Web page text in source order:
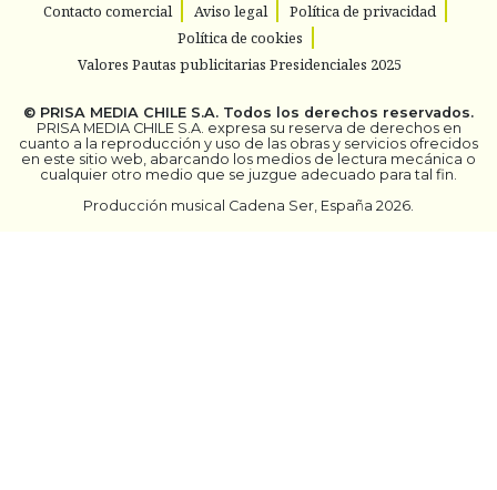
Contacto comercial Aviso legal
Política de privacidad
Política de cookies
Valores Pautas publicitarias Presidenciales 2025
© PRISA MEDIA CHILE S.A. Todos los derechos reservados.
PRISA MEDIA CHILE S.A. expresa su reserva de derechos en
cuanto a la reproducción y uso de las obras y servicios ofrecidos
en este sitio web, abarcando los medios de lectura mecánica o
cualquier otro medio que se juzgue adecuado para tal fin.
Producción musical Cadena Ser, España 2026.